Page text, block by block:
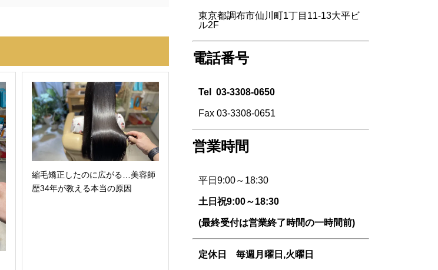
縮毛矯正したのに広がる…美容師
歴34年が教える本当の原因
東京都調布市仙川町1丁目11-13大平ビ
ル2F
電話番号
Tel 03-3308-0650
Fax 03-3308-0651
営業時間
平日9:00～18:30
土日祝9:00～18:30
(最終受付は営業終了時間の一時間前)
定休日 毎週 月曜日,火曜日